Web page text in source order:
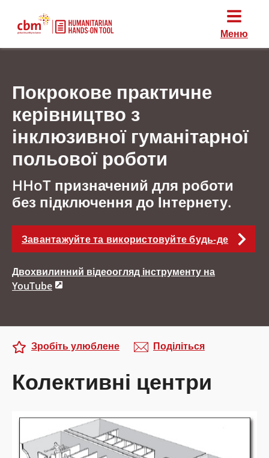
Меню
Покрокове практичне
керівництво з
інклюзивної гуманітарної
польової роботи
HHoT призначений для роботи
без підключення до Інтернету.
Завантажуйте та використовуйте будь-де
Двохвилинний відеоогляд інструменту на
YouTube
Колективні центри
Зробіть улюблене Поділіться